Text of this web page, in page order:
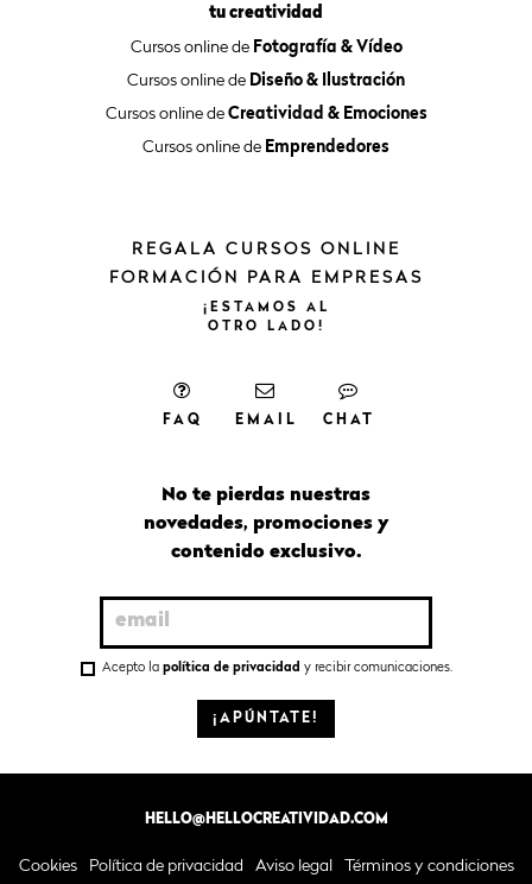
tu creatividad
Cursos online de Fotografía & Vídeo
Cursos online de Diseño & Ilustración
Cursos online de Creatividad & Emociones
Cursos online de Emprendedores
REGALA CURSOS ONLINE
FORMACIÓN PARA EMPRESAS
No te pierdas nuestras
novedades, promociones y
contenido exclusivo.
Acepto la política de privacidad y recibir comunicaciones.
¡APÚNTATE!
¡ESTAMOS
AL
OTRO
LADO!
FAQ EMAIL CHAT
HELLO@HELLOCREATIVIDAD.COM
Cookies Política de privacidad Aviso legal Términos y condiciones